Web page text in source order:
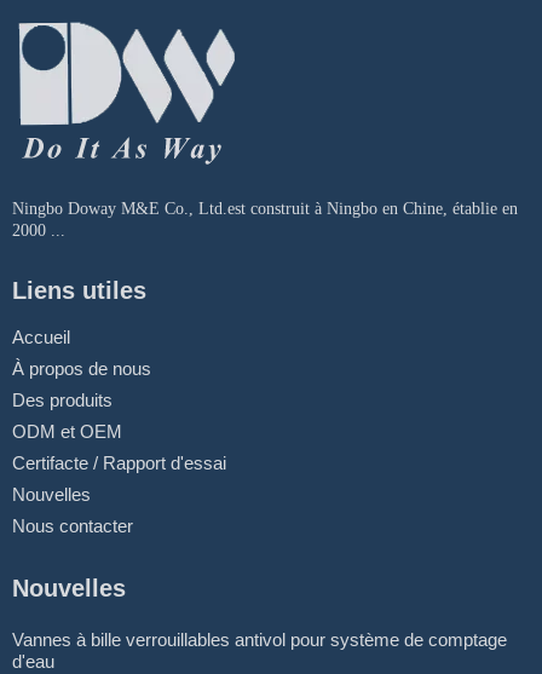
Ningbo Doway M&E Co., Ltd.est construit à Ningbo en Chine, établie en
2000 ...
Liens utiles
Accueil
À propos de nous
Des produits
ODM et OEM
Certifacte / Rapport d'essai
Nouvelles
Nous contacter
Nouvelles
Vannes à bille verrouillables antivol pour système de comptage
d'eau